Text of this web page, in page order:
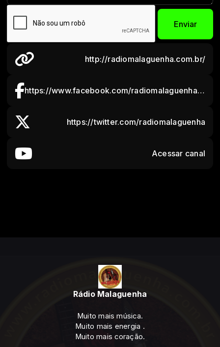
Enviar
http://radiomalaguenha.com.br/
https://www.facebook.com/radiomalaguenha.malaguenha
https://twitter.com/radiomalaguenha
Acessar canal
Rádio Malaguenha
Muito mais música.
Muito mais energia .
Muito mais coração.